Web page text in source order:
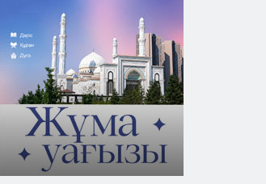
Караганда
Кокшетау
Костанай
Кызылорда
Павлодар
Петропавловск
Семей
Талдыкорган